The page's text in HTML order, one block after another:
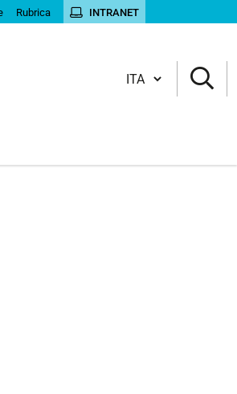
Rubrica INTRANET
Cambia lingua